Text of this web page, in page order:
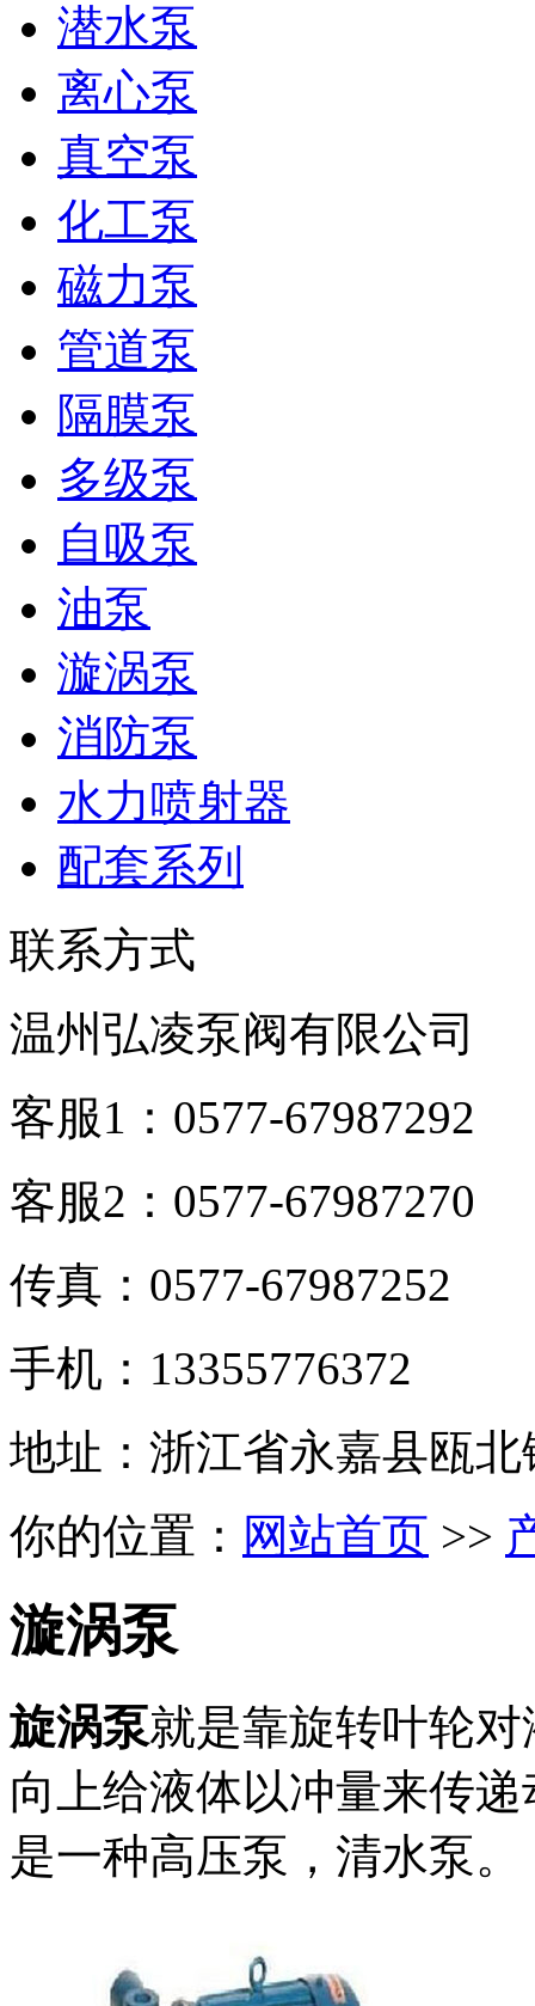
潜水泵
离心泵
真空泵
化工泵
磁力泵
管道泵
隔膜泵
多级泵
自吸泵
油泵
漩涡泵
消防泵
水力喷射器
配套系列
联系方式
温州弘凌泵阀有限公司
客服1：0577-67987292
客服2：0577-67987270
传真：0577-67987252
手机：13355776372
地址：浙江省永嘉县瓯
你的位置： 网站首页 >>
漩涡泵
旋涡泵就是靠旋转叶轮
向上给液体以冲量来传
是一种高压泵，清水泵。